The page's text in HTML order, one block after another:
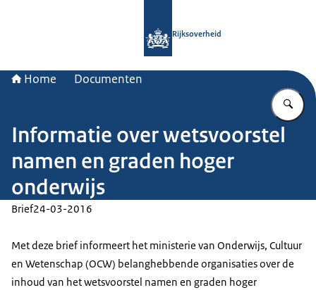
Rijksoverheid
Home Documenten
Informatie over wetsvoorstel
namen en graden hoger
onderwijs
Brief24-03-2016
Met deze brief informeert het ministerie van Onderwijs, Cultuur
en Wetenschap (OCW) belanghebbende organisaties over de
inhoud van het wetsvoorstel namen en graden hoger